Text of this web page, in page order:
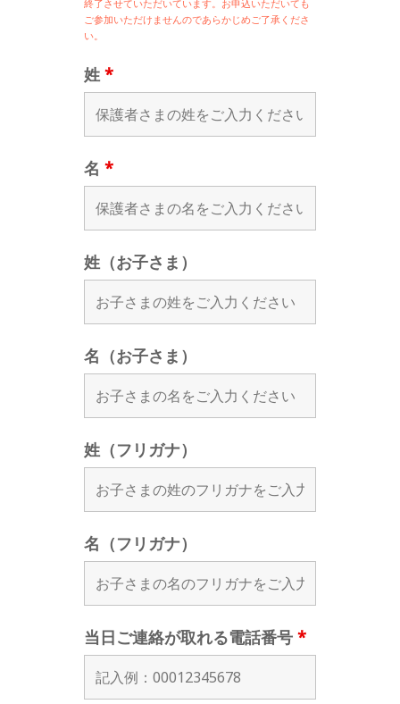
終了させていただいています。お申込いただいても
ご参加いただけませんのであらかじめご了承くださ
い。
姓 *
名 *
姓（お子さま）
名（お子さま）
姓（フリガナ）
名（フリガナ）
当日ご連絡が取れる電話番号 *